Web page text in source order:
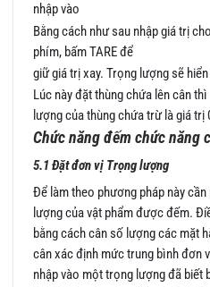
nhập vào
Bằng cách như sau nhập giá trị
phím, bấm TARE để
giữ giá trị xay. Trọng lượng sẽ
Lúc này đặt thùng chứa lên cân
lượng của thùng chứa trừ là giá trị
Chức năng đếm chức năng
5.1 Đặt đơn vị Trọng lượng
Để làm theo phương pháp này
lượng của vật phẩm được đếm.
bằng cách cân số lượng các mặt
cân xác định mức trung bình đơn
nhập vào một trọng lượng đã biết